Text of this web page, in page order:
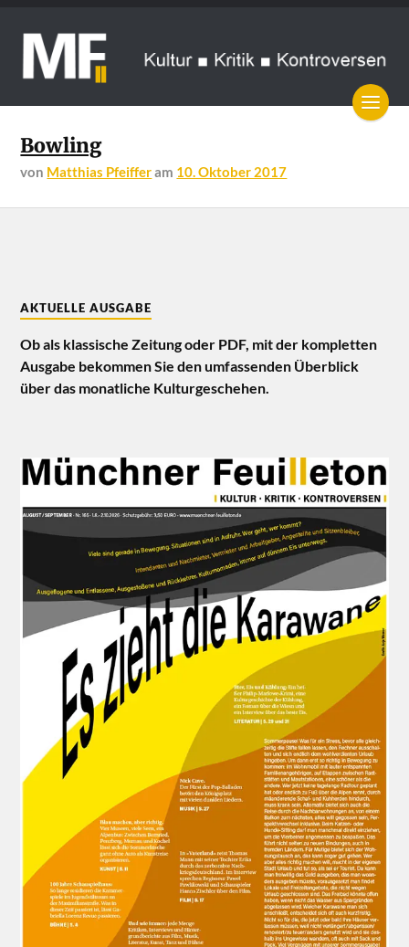
Bowling
von Matthias Pfeifferam 10. Oktober 2017
AKTUELLE AUSGABE
Ob als klassische Zeitung oder PDF, mit der kompletten
Ausgabe bekommen Sie den umfassenden Überblick
über das monatliche Kulturgeschehen.